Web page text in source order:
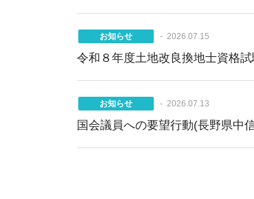
お知らせ 2026.07.15
令和８年度土地改良換地士資格
お知らせ 2026.07.13
国会議員への要望行動(長野県中